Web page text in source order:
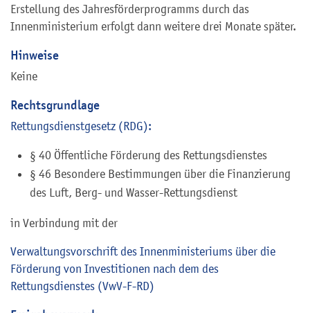
Erstellung des Jahresförderprogramms durch das
Innenministerium erfolgt dann weitere drei Monate später.
Hinweise
Keine
Rechtsgrundlage
Rettungsdienstgesetz (RDG):
§ 40 Öffentliche Förderung des Rettungsdienstes
§ 46 Besondere Bestimmungen über die Finanzierung
des Luft, Berg- und Wasser-Rettungsdienst
in Verbindung mit der
Verwaltungsvorschrift des Innenministeriums über die
Förderung von Investitionen nach dem des
Rettungsdienstes (VwV-F-RD)